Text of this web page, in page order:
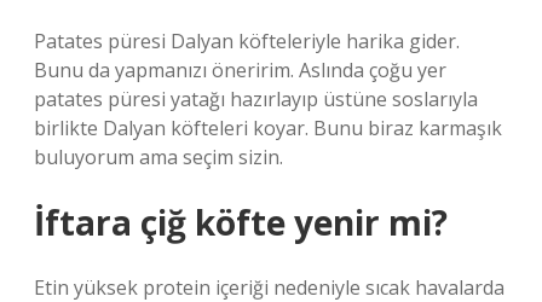
Patates püresi Dalyan köfteleriyle harika gider.
Bunu da yapmanızı öneririm. Aslında çoğu yer
patates püresi yatağı hazırlayıp üstüne soslarıyla
birlikte Dalyan köfteleri koyar. Bunu biraz karmaşık
buluyorum ama seçim sizin.
İftara çiğ köfte yenir mi?
Etin yüksek protein içeriği nedeniyle sıcak havalarda